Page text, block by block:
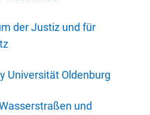
der Justiz und für
Universität Oldenburg
und